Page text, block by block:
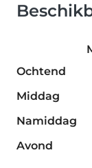
Ochtend
Middag
Namiddag
Avond